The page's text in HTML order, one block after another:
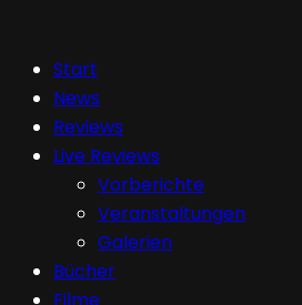
Start
News
Reviews
Live Reviews
Vorberichte
Veranstaltungen
Galerien
Bücher